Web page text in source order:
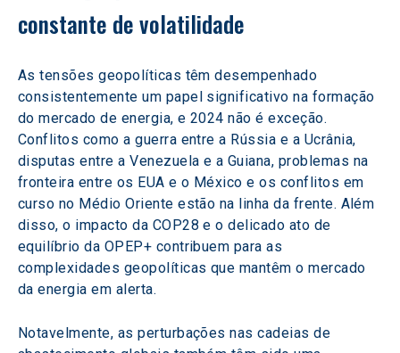
constante de volatilidade
As tensões geopolíticas têm desempenhado
consistentemente um papel significativo na formação
do mercado de energia, e 2024 não é exceção.
Conflitos como a guerra entre a Rússia e a Ucrânia,
disputas entre a Venezuela e a Guiana, problemas na
fronteira entre os EUA e o México e os conflitos em
curso no Médio Oriente estão na linha da frente. Além
disso, o impacto da COP28 e o delicado ato de
equilíbrio da OPEP+ contribuem para as
complexidades geopolíticas que mantêm o mercado
da energia em alerta.
Notavelmente, as perturbações nas cadeias de